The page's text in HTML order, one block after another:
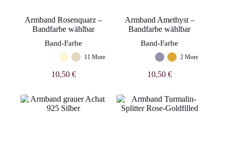
Armband Rosenquarz –
Bandfarbe wählbar
Band-Farbe
11 More
10,50 €
Armband Amethyst –
Bandfarbe wählbar
Band-Farbe
2 More
10,50 €